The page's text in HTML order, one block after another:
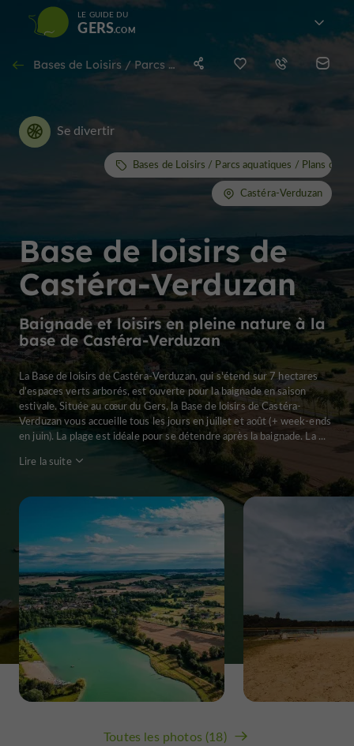
LE GUIDE DU
GERS
Bases de Loisirs / Parcs aquatiques / Plans d'eau / Piscines à Castéra-Verduzan
Base de loisirs de
Castéra-Verduzan
Baignade et loisirs en pleine nature à la
base de Castéra-Verduzan
Se divertir
Bases de Loisirs / Parcs aquatiques / Plans
Castéra-Verduzan
La Base de loisirs de Castéra-Verduzan, qui s'étend sur 7 hectares
d’espaces verts arborés, est ouverte pour la baignade en saison
estivale. Située au cœur du Gers, la Base de loisirs de Castéra-
Verduzan vous accueille tous les jours en juillet et août (+ week-ends
en juin). La plage est idéale pour se détendre après la baignade. La ...
Lire la suite
Toutes les photos (18)